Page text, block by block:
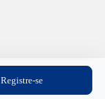
Registre-se